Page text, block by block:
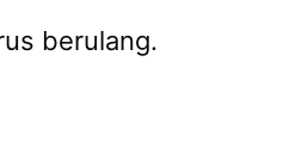
berulang.